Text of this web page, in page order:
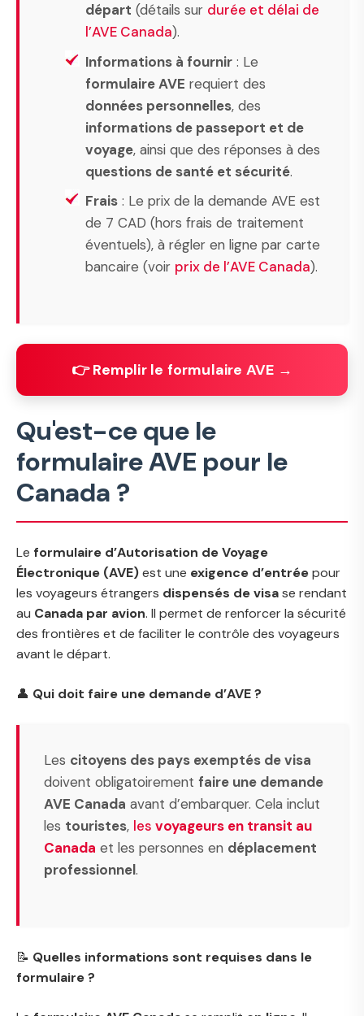
départ (détails sur durée et délai de
l’AVE Canada).
Informations à fournir : Le
formulaire AVE requiert des
données personnelles, des
informations de passeport et de
voyage, ainsi que des réponses à des
questions de santé et sécurité.
Frais : Le prix de la demande AVE est
de 7 CAD (hors frais de traitement
éventuels), à régler en ligne par carte
bancaire (voir prix de l’AVE Canada).
👉 Remplir le formulaire AVE →
Qu'est-ce que le
formulaire AVE pour le
Canada ?
Le formulaire d’Autorisation de Voyage
Électronique (AVE)est une exigence d’entréepour
les voyageurs étrangers dispensés de visase rendant
au Canada par avion. Il permet de renforcer la sécurité
des frontières et de faciliter le contrôle des voyageurs
avant le départ.
👤 Qui doit faire une demande d’AVE ?
Les citoyens des pays exemptés de visa
doivent obligatoirement faire une demande
AVE Canada avant d’embarquer. Cela inclut
les touristes, les voyageurs en transit au
Canada et les personnes en déplacement
professionnel.
📝 Quelles informations sont requises dans le
formulaire ?